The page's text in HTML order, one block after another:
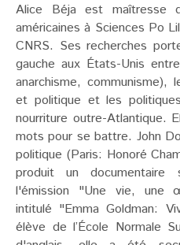
Alice Béja est maîtresse
américaines à Sciences Po
CNRS. Ses recherches
gauche aux États-Unis
anarchisme,
et politique et les
nourriture outre-Atlantique.
mots pour se battre. John
politique (Paris: Honoré
produit un documentaire
l'émission "Une vie, une
intitulé "Emma Goldman:
élève de l’École Normale